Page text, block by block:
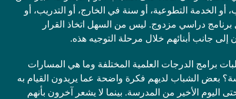
أو الخدمة التطوعية، أو سنة في الخارج، أو التدريب، أو
دراسي مزدوج. ليس من السهل اتخاذ القرار
إلى جانب أبنائهم خلال مرحلة التوجيه هذه.
برامج الدرجات العلمية المختلفة وما هي المسارات
بعض الشباب لديهم فكرة واضحة عما يريدون القيام به
اليوم الأخير من المدرسة. بينما لا يشعر آخرون بأنهم